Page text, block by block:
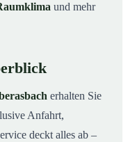
und mehr
erhalten Sie
Anfahrt,
deckt alles ab –